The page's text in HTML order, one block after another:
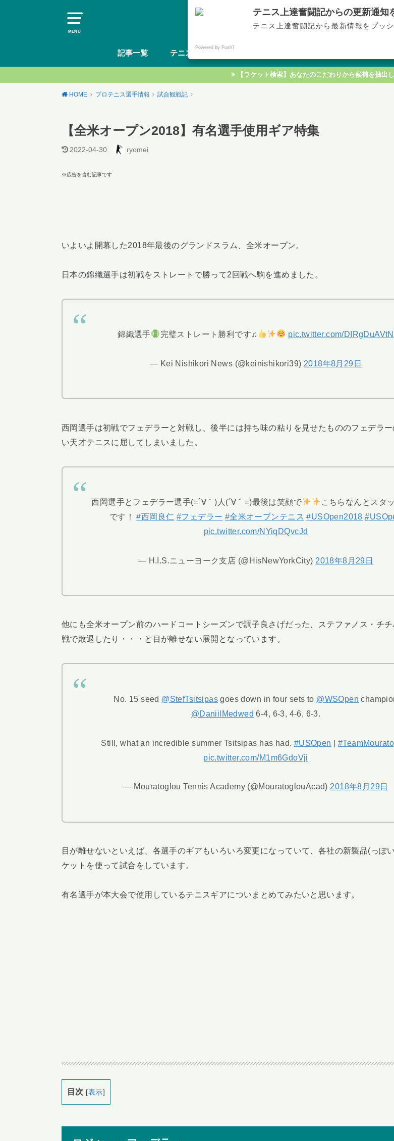
MENU テニス上達奮
記事一覧 テニスギア
【ラケット検索】あなたのこだわりから候補を抽出
HOME プロテニス選手情報 試合観戦記
【全米オープン2018】有名選手使用ギア特集
2022-04-30 ryomei
※広告を含む記事です
いよいよ開幕した2018年最後のグランドスラム、全米オープン。
日本の錦織選手は初戦をストレートで勝って2回戦へ駒を進めました。
錦織選手 完璧ストレート勝利です♫ pic.twitter.com/DIRgDuAVtN
— Kei Nishikori News (@keinishikori39) 2018年8月29日
西岡選手は初戦でフェデラーと対戦し、後半には持ち味の粘りを見せたもののフェデラ
い天才テニスに屈してしまいました。
西岡選手とフェデラー選手(=´∀｀)人(´∀｀=)最後は笑顔で
こちらなんとスタ
です！#西岡良仁 #フェデラー #全米オープンテニス #USOpen2018
pic.twitter.com/NYiqDQvcJd
— H.I.S.ニューヨーク支店 (@HisNewYorkCity) 2018年8月29日
他にも全米オープン前のハードコートシーズンで調子良さげだった、ステファノス・チ
戦で敗退したり・・・と目が離せない展開となっています。
No. 15 seed @StefTsitsipas goes down in four sets to @WSOpen
@DaniilMedwed 6-4, 6-3, 4-6, 6-3.
Still, what an incredible summer Tsitsipas has had. #USOpen |
pic.twitter.com/M1m6GdoVji
— Mouratoglou Tennis Academy (@MouratoglouAcad) 2018年8月29日
目が離せないといえば、各選手のギアもいろいろ変更になっていて、各社の新製品(っぽ
ケットを使って試合をしています。
有名選手が本大会で使用しているテニスギアについまとめてみたいと思います。
目次 [表示]
テニス上達奮闘記からの更新通知
テニス上達奮闘記から最新情報をプッ
Powered by Push7